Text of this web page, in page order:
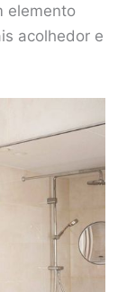
elemento
acolhedor e